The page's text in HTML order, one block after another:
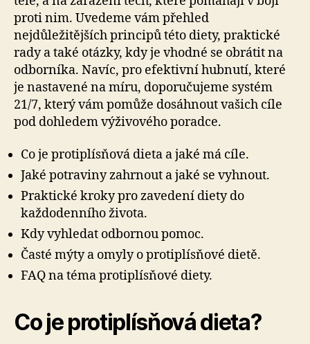
proti nim. Uvedeme vám přehled
nejdůležitějších principů této diety, praktické
rady a také otázky, kdy je vhodné se obrátit na
odborníka. Navíc, pro efektivní hubnutí, které
je nastavené na míru, doporučujeme systém
21/7, který vám pomůže dosáhnout vašich cíle
pod dohledem výživového poradce.
Co je protiplísňová dieta a jaké má cíle.
Jaké potraviny zahrnout a jaké se vyhnout.
Praktické kroky pro zavedení diety do
každodenního života.
Kdy vyhledat odbornou pomoc.
Časté mýty a omyly o protiplísňové dietě.
FAQ na téma protiplísňové diety.
Co je protiplísňová dieta?